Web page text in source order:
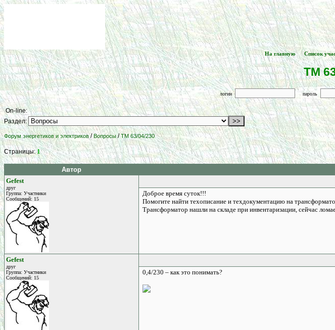
[На главную] -- [ Список
ТМ
логин пароль
On-line:
Раздел:
Форум энергетиков и электриков/Вопросы/ТМ 63/04/230
Страницы:1
Автор
Gefest
друг
Группа: Участники
Сообщений: 15
Доброе время суток!!!
Помогите найти техописание и техдокументацию на
Трансформатор нашли на складе при инвентаризации, сейчас
Gefest
друг
Группа: Участники
Сообщений: 15
0,4/230 – как это понимать?